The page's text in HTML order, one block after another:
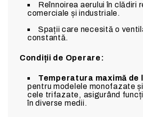
Reînnoirea aerului în clădiri
comerciale și industriale.
Spații care necesită o
constantă.
Condiții de Operare:
Temperatura maximă de
pentru modelele monofazate
cele trifazate, asigurând
în diverse medii.